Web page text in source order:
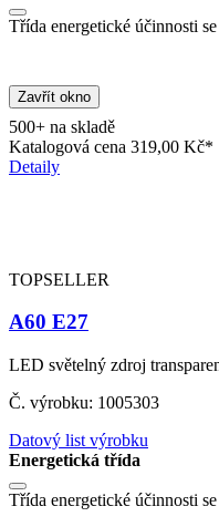
Třída energetické účinnosti
Zavřít okno
500+ na skladě
Katalogová cena 319,00 Kč*
Detaily
TOPSELLER
A60 E27
LED světelný zdroj
Č. výrobku: 1005303
Datový list výrobku
Energetická třída
Třída energetické účinnosti